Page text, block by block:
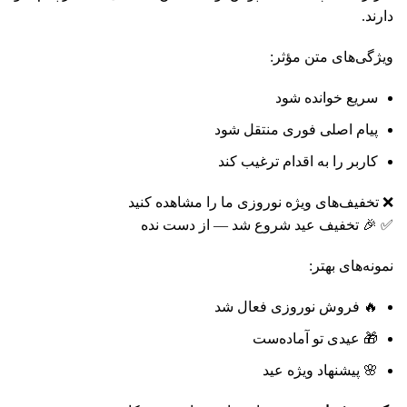
دارند.
ویژگی‌های متن مؤثر:
سریع خوانده شود
پیام اصلی فوری منتقل شود
کاربر را به اقدام ترغیب کند
❌ تخفیف‌های ویژه نوروزی ما را مشاهده کنید
✅ 🎉 تخفیف عید شروع شد — از دست نده
نمونه‌های بهتر:
🔥 فروش نوروزی فعال شد
🎁 عیدی تو آماده‌ست
🌸 پیشنهاد ویژه عید